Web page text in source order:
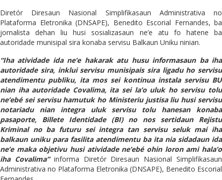
Diretór Diresaun Nasional Simplifikasaun Administrativa no
Plataforma Eletronika (DNSAPE), Benedito Escorial Fernandes, ba
jornalista dehan liu husi sosializasaun ne’e atu fo hatene ba
autoridade munisipal sira konaba servisu Balkaun Uniku ninian.
“Iha atividade ida ne’e hakarak atu husu informasaun ba iha
autoridade sira, inklui servisu munisipais sira ligadu ho servisu
atendimentu publiku, ita mos sei kontinua instala servisu BU
nian iha autoridade Covalima, ita sei la’o uluk ho servisu tolu
ne’ebé sei servisu hamutuk ho Ministeriu justisa liu husi servisu
notariadu nian integra uluk servisu tolu hanesan konaba
pasaporte, Billete Identidade (BI) no nos sertidaun Rejistu
Kriminal no ba futuru sei integra tan servisu seluk mai iha
balkaun uniku para fasilita atendimentu ba ita nia sidadaun ida
ne’e maka objetivu husi atividade ne’ebé ohin loron ami hala’o
iha Covalima”informa Diretór Diresaun Nasional Simplifikasaun
Administrativa no Plataforma Eletronika (DNSAPE), Benedito Escorial